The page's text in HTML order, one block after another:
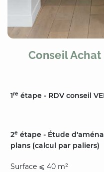
Conseil
1re étape - RDV conseil
2e étape - Étude
plans (calcul par paliers)
Surface ⩽ 40 m²